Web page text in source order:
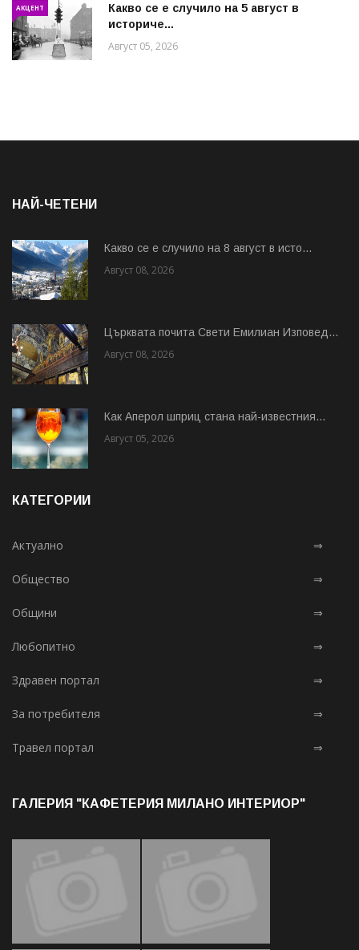
АКЦЕНТ
Какво се е случило на 5 август в
историче...
Август 05, 2026
НАЙ-ЧЕТЕНИ
Какво се е случило на 8 август в исто...
Август 08, 2026
Църквата почита Свeти Емилиан Изповед...
Август 08, 2026
Как Аперол шприц стана най-известния...
Август 05, 2026
КАТЕГОРИИ
Актуално ⇒
Общество ⇒
Общини ⇒
Любопитно ⇒
Здравен портал ⇒
За потребителя ⇒
Травел портал ⇒
ГАЛЕРИЯ "КАФЕТЕРИЯ МИЛАНО ИНТЕРИОР"